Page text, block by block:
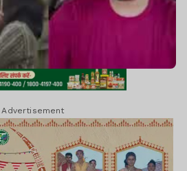
Advertisement